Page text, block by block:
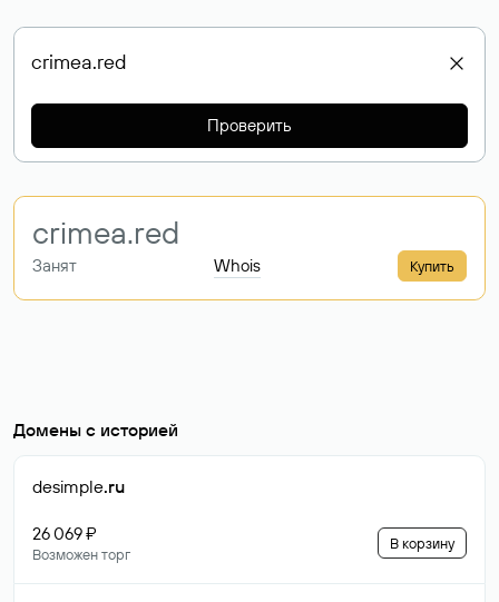
Проверить
crimea.red
Занят Whois Купить
Домены с историей
desimple.ru
26 069 ₽
Возможен торг
В корзину